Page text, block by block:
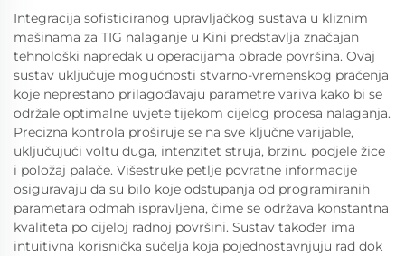
Integracija sofisticiranog upravljačkog sustava u kliznim
mašinama za TIG nalaganje u Kini predstavlja značajan
tehnološki napredak u operacijama obrade površina. Ovaj
sustav uključuje mogućnosti stvarno-vremenskog praćenja
koje neprestano prilagođavaju parametre variva kako bi se
održale optimalne uvjete tijekom cijelog procesa nalaganja.
Precizna kontrola proširuje se na sve ključne varijable,
uključujući voltu duga, intenzitet struja, brzinu podjele žice
i položaj palače. Višestruke petlje povratne informacije
osiguravaju da su bilo koje odstupanja od programiranih
parametara odmah ispravljena, čime se održava konstantna
kvaliteta po cijeloj radnoj površini. Sustav također ima
intuitivna korisnička sučelja koja pojednostavnjuju rad dok